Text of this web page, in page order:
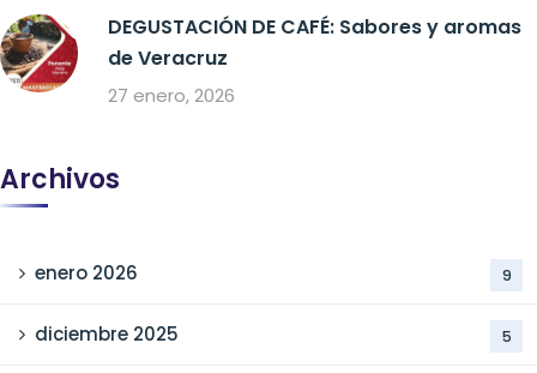
DEGUSTACIÓN DE CAFÉ: Sabores y aromas
de Veracruz
27 enero, 2026
Archivos
enero 2026 9
diciembre 2025 5